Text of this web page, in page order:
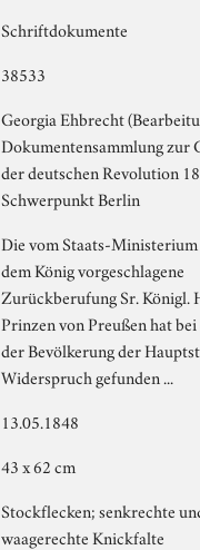
Schriftdokumente
38533
Georgia Ehbrecht
Dokumentensammlung zur
der deutschen Revolution
Schwerpunkt Berlin
Die vom Staats-
dem König vorgeschlagene
Zurückberufung Sr. Königl.
Prinzen von Preußen hat
der Bevölkerung der
Widerspruch gefunden ...
13.05.1848
43 x 62 cm
Stockflecken; senkrechte
waagerechte Knickfalte